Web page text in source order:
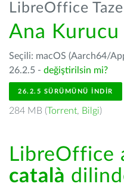
LibreOffice
Ana Kurucu
Seçili: macOS (Aarch64/
26.2.5 - değiştirilsin mi?
26.2.5 SÜRÜMÜNÜ İNDIR
284 MB (Torrent, Bilgi)
LibreOffice
català